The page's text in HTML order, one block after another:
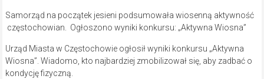
Samorząd na początek jesieni podsumowała wiosenną aktywność
częstochowian. Ogłoszono wyniki konkursu: „Aktywna Wiosna”
Urząd Miasta w Częstochowie ogłosił wyniki konkursu „Aktywna
Wiosna”. Wiadomo, kto najbardziej zmobilizował się, aby zadbać o
kondycję fizyczną.